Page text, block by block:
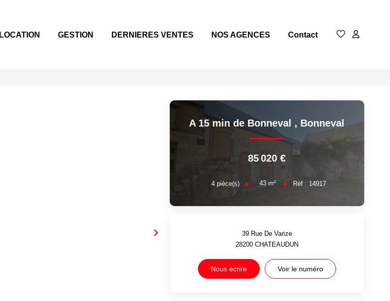
LOCATION GESTION DERNIERES VENTES NOS AGENCES Contact
A 15 min de Bonneval , Bonneval
85 020 €
4pièce(s) 43m² Réf : 14917
39 Rue De Varize
28200 CHATEAUDUN
Nous écrire Voir le numéro